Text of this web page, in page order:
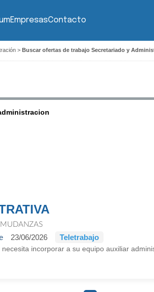
EmpresasContacto
> Buscar ofertas de trabajo Secretariado y
23/06/2026 Teletrabajo
incorporar a su equipo auxiliar